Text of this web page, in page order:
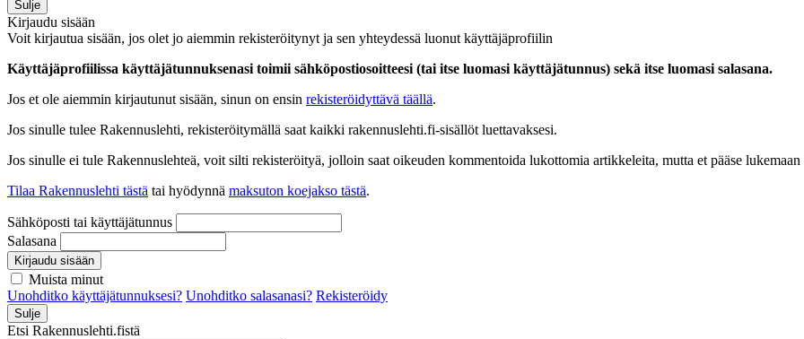
Sulje
Kirjaudu sisään
Voit kirjautua sisään, jos olet jo aiemmin rekisteröitynyt ja sen yhteydessä luonut käyttäjäprofiilin
Käyttäjäprofiilissa käyttäjätunnuksenasi toimii sähköpostiosoitteesi (tai itse luomasi käyttäjätunnus) sekä itse luomasi salasana.
Jos et ole aiemmin kirjautunut sisään, sinun on ensin rekisteröidyttävä täällä.
Jos sinulle tulee Rakennuslehti, rekisteröitymällä saat kaikki rakennuslehti.fi-sisällöt luettavaksesi.
Jos sinulle ei tule Rakennuslehteä, voit silti rekisteröityä, jolloin saat oikeuden kommentoida lukottomia artikkeleita, mutta et pääse
Tilaa Rakennuslehti tästä tai hyödynnä maksuton koejakso tästä.
Sähköposti tai käyttäjätunnus
Salasana
Kirjaudu sisään
Muista minut
Unohditko käyttäjätunnuksesi? Unohditko salasanasi? Rekisteröidy
Sulje
Etsi Rakennuslehti.fistä